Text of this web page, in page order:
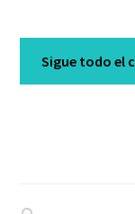
Sigue todo el